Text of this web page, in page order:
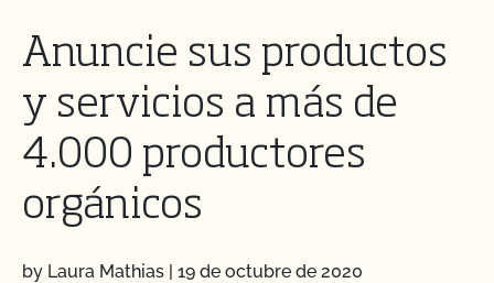
Anuncie sus productos
y servicios a más de
4.000 productores
orgánicos
by Laura Mathias | 19 de octubre de 2020